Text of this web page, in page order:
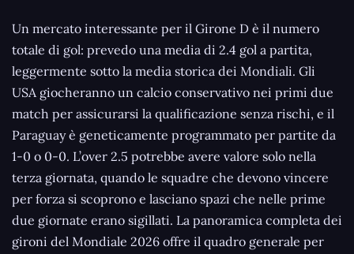
Un mercato interessante per il Girone D è il numero
totale di gol: prevedo una media di 2.4 gol a partita,
leggermente sotto la media storica dei Mondiali. Gli
USA giocheranno un calcio conservativo nei primi due
match per assicurarsi la qualificazione senza rischi, e il
Paraguay è geneticamente programmato per partite da
1-0 o 0-0. L’over 2.5 potrebbe avere valore solo nella
terza giornata, quando le squadre che devono vincere
per forza si scoprono e lasciano spazi che nelle prime
due giornate erano sigillati. La panoramica completa dei
gironi del Mondiale 2026 offre il quadro generale per